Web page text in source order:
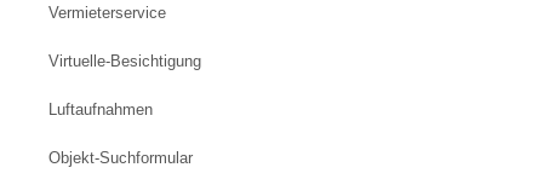
Vermieterservice
Virtuelle-Besichtigung
Luftaufnahmen
Objekt-Suchformular